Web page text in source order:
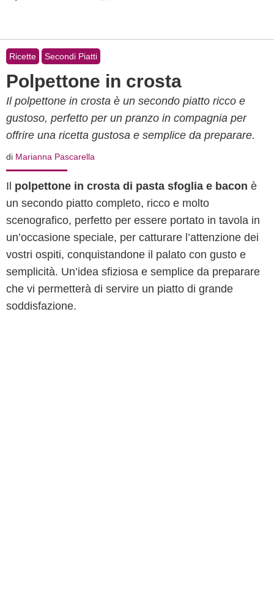
Ricette Secondi Piatti
Polpettone in crosta
Il polpettone in crosta è un secondo piatto ricco e
gustoso, perfetto per un pranzo in compagnia per
offrire una ricetta gustosa e semplice da preparare.
di Marianna Pascarella
Il polpettone in crosta di pasta sfoglia e bacon è
un secondo piatto completo, ricco e molto
scenografico, perfetto per essere portato in tavola in
un’occasione speciale, per catturare l’attenzione dei
vostri ospiti, conquistandone il palato con gusto e
semplicità. Un’idea sfiziosa e semplice da preparare
che vi permetterà di servire un piatto di grande
soddisfazione.